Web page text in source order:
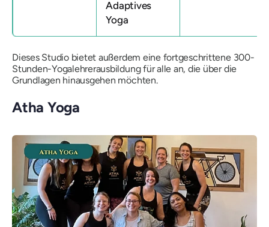
Adaptives
Yoga
Dieses Studio bietet außerdem eine fortgeschrittene 300-
Stunden-Yogalehrerausbildung für alle an, die über die
Grundlagen hinausgehen möchten.
Atha Yoga